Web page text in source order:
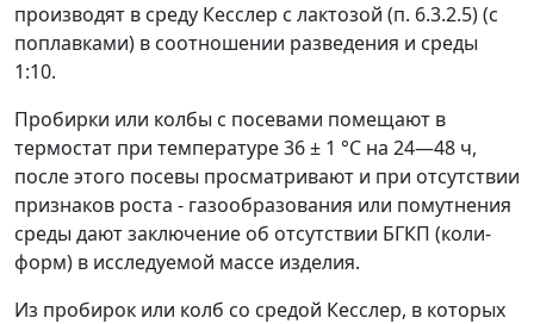
производят в среду Кесслер с лактозой (п. 6.3.2.5) (с
поплавками) в соотношении разведения и среды
1:10.
Пробирки или колбы с посевами помещают в
термостат при температуре 36 ± 1 °С на 24—48 ч,
после этого посевы просматривают и при отсутствии
признаков роста - газообразования или помутнения
среды дают заключение об отсутствии БГКП (коли-
форм) в исследуемой массе изделия.
Из пробирок или колб со средой Кесслер, в которых